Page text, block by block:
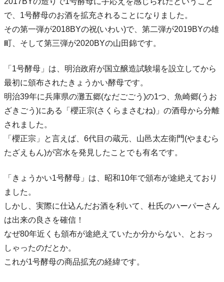
で、1号酵母のお酒を拡充されることになりました。
その第一弾が2018BYの祝(いわい)で、第二弾が2019BYの雄
町、そして第三弾が2020BYの山田錦です。
「1号酵母」は、明治政府が国立醸造試験場を設立してから
最初に頒布されたきょうかい酵母です。
明治39年に兵庫県の灘五郷(なだごごう)の1つ、魚崎郷(うお
ざきごう)にある「櫻正宗(さくらまさむね)」の酒母から分離
されました。
「櫻正宗」と言えば、6代目の蔵元、山邑太左衛門(やまむら
たざえもん)が宮水を発見したことでも有名です。
「きょうかい1号酵母」は、昭和10年で頒布が途絶えており
ました。
しかし、実際に仕込んだお酒を利いて、杜氏のハーパーさん
は出来の良さを確信！
なぜ80年近くも頒布が途絶えていたか分からない、とおっ
しゃったのだとか。
これが1号酵母の商品拡充の経緯です。